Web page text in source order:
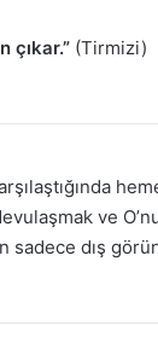
çıkar.” (Tirmizi)
ve
sadece dış